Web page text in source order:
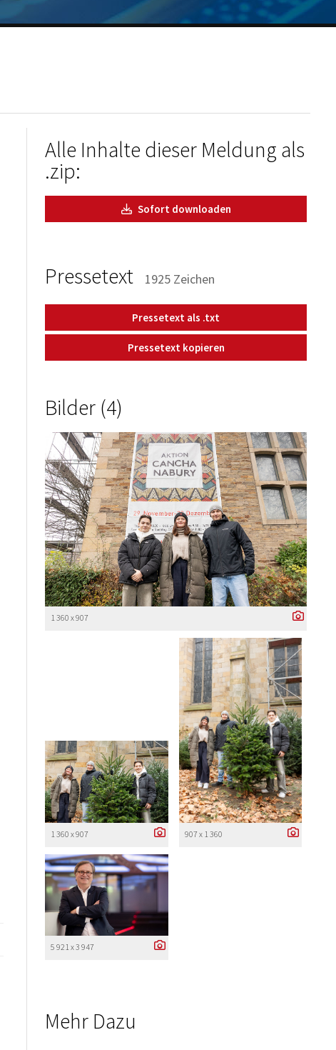
Alle Inhalte dieser Meldung als
.zip:
Sofort downloaden
Pressetext 1925 Zeichen
Pressetext als .txt
Pressetext kopieren
Bilder (4)
1 360 x 907
1 360 x 907 907 x 1 360
5 921 x 3 947
Mehr Dazu